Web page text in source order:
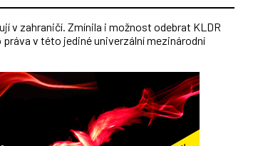
v zahraničí. Zmínila i možnost odebrat KLDR
v této jediné univerzální mezinárodní